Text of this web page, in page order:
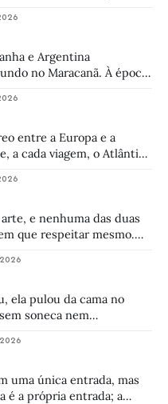
com três poltronas e
e Argentina
Maracanã. À época,
eu pretendia assistir
entre a Europa e a
a cada viagem, o Atlântico
a pouco é só uma poça.
já
e nenhuma das duas
que respeitar mesmo.
ela pulou da cama no
soneca nem
ela sempre foi lenta,
— Ela tinha algum compromisso
uma única entrada, mas
é a própria entrada; a